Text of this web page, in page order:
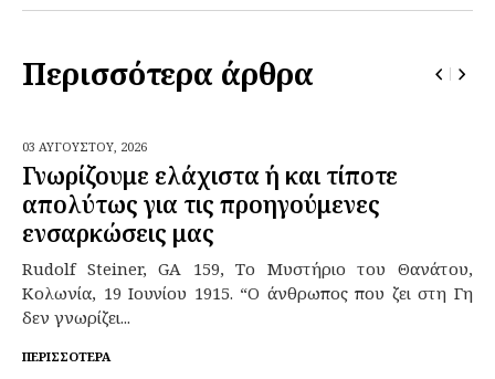
Περισσότερα άρθρα
03 ΑΥΓΟΎΣΤΟΥ, 2026
Γνωρίζουμε ελάχιστα ή και τίποτε
απολύτως για τις προηγούμενες
ενσαρκώσεις μας
Rudolf Steiner, GA 159, Το Μυστήριο του Θανάτου,
Κολωνία, 19 Ιουνίου 1915. “Ο άνθρωπος που ζει στη Γη
δεν γνωρίζει...
ΠΕΡΙΣΣΌΤΕΡΑ